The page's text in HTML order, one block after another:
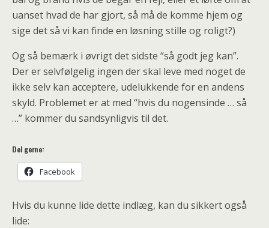
uanset hvad de har gjort, så må de komme hjem og
sige det så vi kan finde en løsning stille og roligt?)
Og så bemærk i øvrigt det sidste “så godt jeg kan”.
Der er selvfølgelig ingen der skal leve med noget de
ikke selv kan acceptere, udelukkende for en andens
skyld. Problemet er at med “hvis du nogensinde … så
…” kommer du sandsynligvis til det.
Del gerne:
Facebook
Hvis du kunne lide dette indlæg, kan du sikkert også
lide: